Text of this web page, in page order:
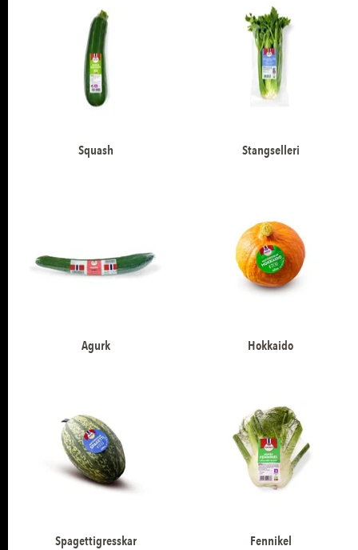
PRODUKTER
Squash Stangselleri
Agurk Hokkaido
Spagettigresskar Fennikel